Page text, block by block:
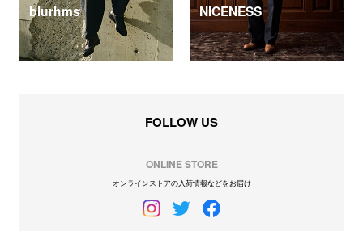
blurhms NICENESS
FOLLOW US
ONLINE STORE
オンラインストアの入荷情報などをお届け